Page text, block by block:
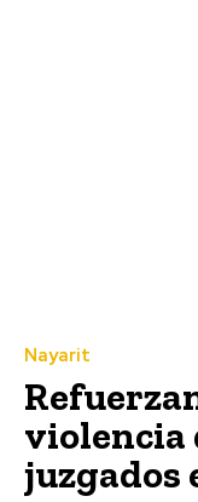
Nayarit
violencia
juzgados